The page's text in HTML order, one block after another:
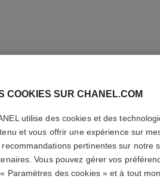
COOKIES SUR CHANEL.COM
utilise des cookies et des
et vous offrir une expérience sur
recommandations pertinentes sur notre
Vous pouvez gérer vos
Paramètres des cookies » et à tout